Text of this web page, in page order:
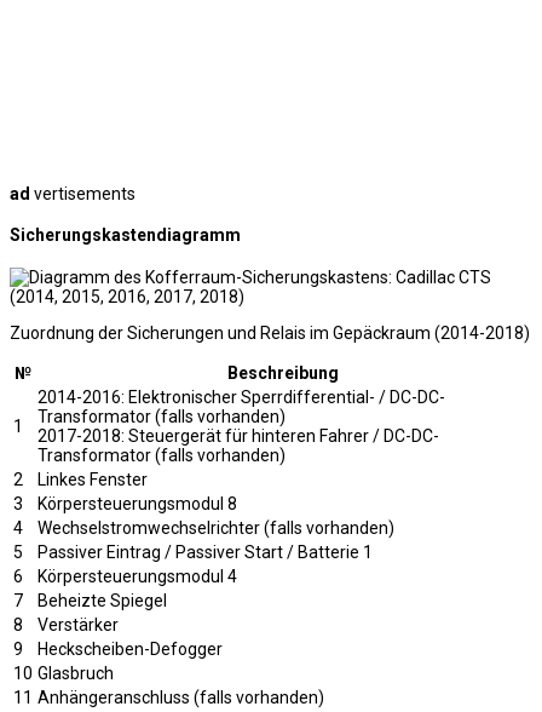
ad vertisements
Sicherungskastendiagramm
Zuordnung der Sicherungen und Relais im Gepäckraum (2014-2018)
№ Beschreibung
1
2014-2016: Elektronischer Sperrdifferential- / DC-DC-
Transformator (falls vorhanden)
2017-2018: Steuergerät für hinteren Fahrer / DC-DC-
Transformator (falls vorhanden)
2
Linkes Fenster
3
Körpersteuerungsmodul 8
4
Wechselstromwechselrichter (falls vorhanden)
5
Passiver Eintrag / Passiver Start / Batterie 1
6
Körpersteuerungsmodul 4
7
Beheizte Spiegel
8
Verstärker
9
Heckscheiben-Defogger
10 Glasbruch
11 Anhängeranschluss (falls vorhanden)